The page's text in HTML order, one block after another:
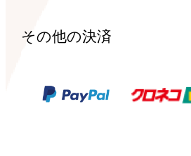
その他の決済